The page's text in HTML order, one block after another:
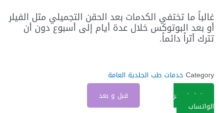
غالباً ما تختفي الكدمات بعد الحقن التجميلي مثل الفيلر
أو بعد البوتوكس خلال عدة أيام إلى أسبوع دون أن
تترك أثراً دائماً.
Category خدمات طب الجلدية العامة
تواصل عبر
الواتساب
قبل و بعد